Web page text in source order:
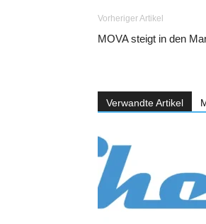
Vorheriger Artikel
MOVA steigt in den
Verwandte Artikel